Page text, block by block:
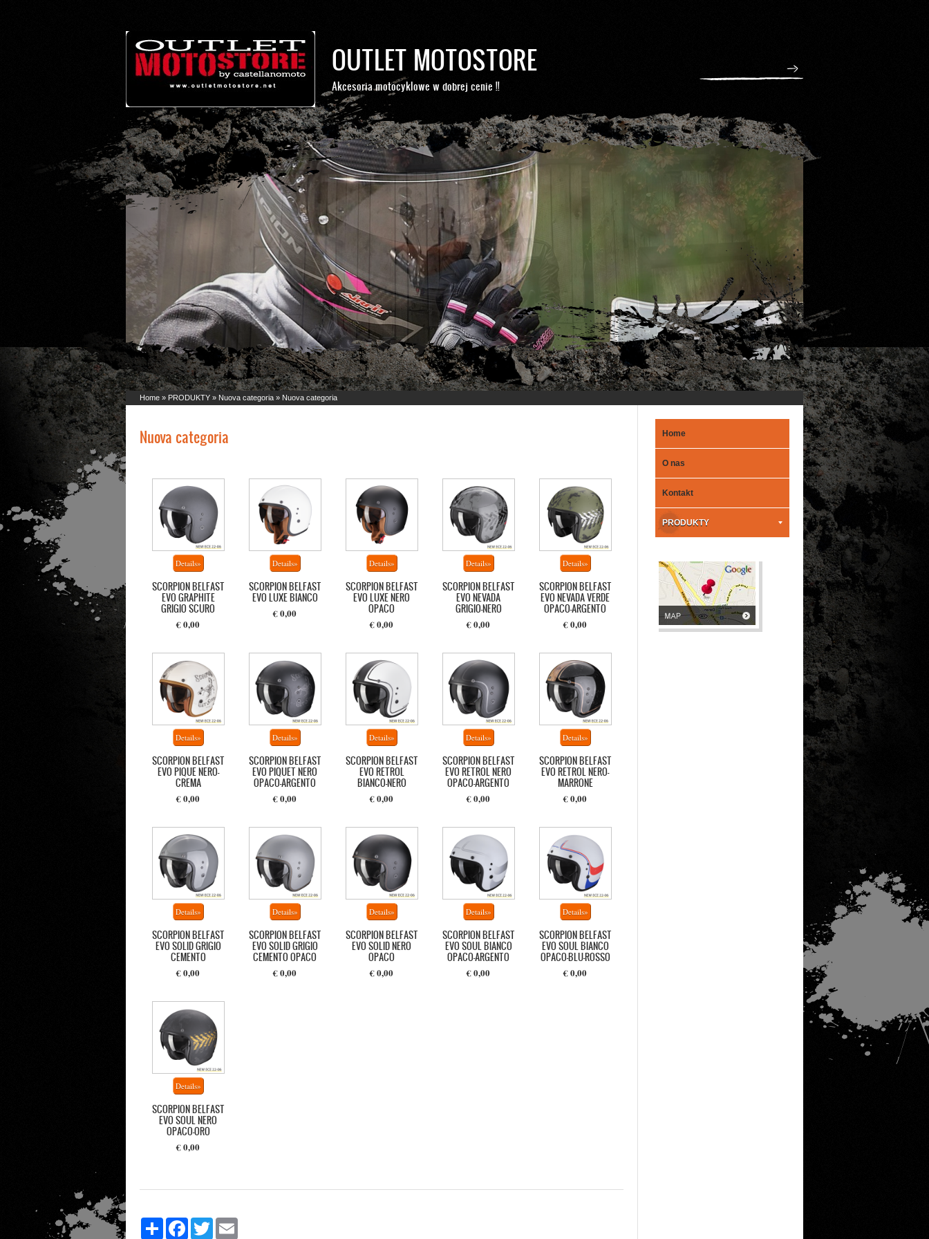
OUTLET MOTOSTORE
Akcesoria motocyklowe w dobrej cenie !!
Home » PRODUKTY » Nuova categoria » Nuova categoria
Nuova categoria
SCORPION BELFAST
EVO GRAPHITE
GRIGIO SCURO
€ 0,00
SCORPION BELFAST
EVO LUXE BIANCO
€ 0,00
SCORPION BELFAST
EVO LUXE NERO
OPACO
€ 0,00
SCORPION BELFAST
EVO NEVADA
GRIGIO-NERO
€ 0,00
SCORPION BELFAST
EVO NEVADA VERDE
OPACO-ARGENTO
€ 0,00
SCORPION BELFAST
EVO PIQUE NERO-
CREMA
€ 0,00
SCORPION BELFAST
EVO PIQUET NERO
OPACO-ARGENTO
€ 0,00
SCORPION BELFAST
EVO RETROL
BIANCO-NERO
€ 0,00
SCORPION BELFAST
EVO RETROL NERO
OPACO-ARGENTO
€ 0,00
SCORPION BELFAST
EVO RETROL NERO-
MARRONE
€ 0,00
SCORPION BELFAST
EVO SOLID GRIGIO
CEMENTO
€ 0,00
SCORPION BELFAST
EVO SOLID GRIGIO
CEMENTO OPACO
€ 0,00
SCORPION BELFAST
EVO SOLID NERO
OPACO
€ 0,00
SCORPION BELFAST
EVO SOUL BIANCO
OPACO-ARGENTO
€ 0,00
SCORPION BELFAST
EVO SOUL BIANCO
OPACO-BLU-ROSSO
€ 0,00
SCORPION BELFAST
EVO SOUL NERO
OPACO-ORO
€ 0,00
Share FacebookTwitter
Home
O nas
Kontakt
PRODUKTY